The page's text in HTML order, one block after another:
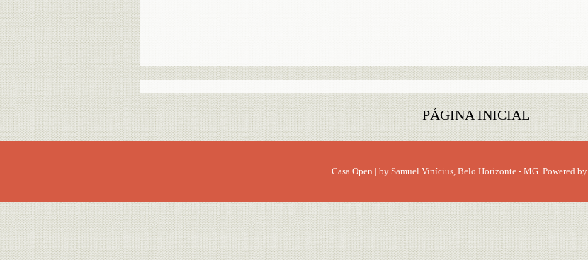
PÁGINA INICIAL
Casa Open | by Samuel Vinícius , Belo Horizonte - MG. Powered by